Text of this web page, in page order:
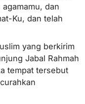
dan
Ku, dan telah
yang berkirim
Jabal Rahmah
tempat tersebut